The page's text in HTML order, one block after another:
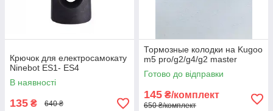
Крючок для електросамокату
Ninebot ES1- ES4
В наявності
135 ₴ 640 ₴
Тормозные колодки на Kugoo
m5 pro/g2/g4/g2 master
Готово до відправки
145 ₴/комплект
650 ₴/комплект